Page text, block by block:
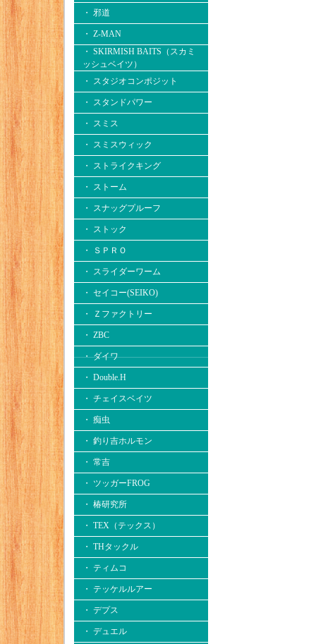
・ 邪道
・ Z-MAN
・ SKIRMISH BAITS（スカミ
ッシュベイツ）
・ スタジオコンポジット
・ スタンドパワー
・ スミス
・ スミスウィック
・ ストライクキング
・ ストーム
・ スナッグプルーフ
・ ストック
・ ＳＰＲＯ
・ スライダーワーム
・ セイコー(SEIKO)
・ Ｚファクトリー
・ ZBC
・ ダイワ
・ Double.H
・ チェイスベイツ
・ 痴虫
・ 釣り吉ホルモン
・ 常吉
・ ツッガーFROG
・ 椿研究所
・ TEX（テックス）
・ THタックル
・ ティムコ
・ テッケルルアー
・ デプス
・ デュエル